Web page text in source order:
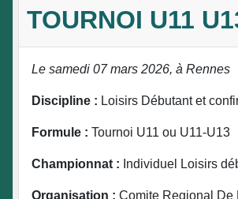
TOURNOI U11
Le samedi 07 mars 2026, à Rennes
Discipline : Loisirs Débutant et
Formule : Tournoi U11 ou U11-U13
Championnat : Individuel Loisirs
Organisation : Comite Regional De